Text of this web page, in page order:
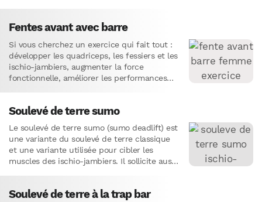
Fentes avant avec barre
Si vous cherchez un exercice qui fait tout :
développer les quadriceps, les fessiers et les
ischio-jambiers, augmenter la force
fonctionnelle, améliorer les performances
Soulevé de terre sumo
Le soulevé de terre sumo (sumo deadlift) est
une variante du soulevé de terre classique
et une variante utilisée pour cibler les
muscles des ischio-jambiers. Il sollicite aussi
Soulevé de terre à la trap bar